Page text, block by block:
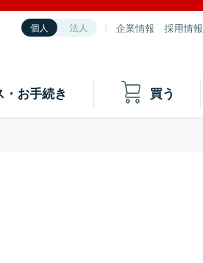
個人 法人 企業情報 採用情報
お手続き 買う